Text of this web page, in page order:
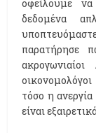
οφείλουμε
δεδομένα
παρατήρησε
τόσο η
είναι